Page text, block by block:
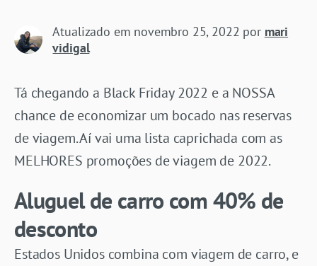
Atualizado em novembro 25, 2022 por mari
vidigal
Tá chegando a Black Friday 2022 e a NOSSA
chance de economizar um bocado nas reservas
de viagem. Aí vai uma lista caprichada com as
MELHORES promoções de viagem de 2022.
Aluguel de carro com 40% de
desconto
Estados Unidos combina com viagem de carro, e